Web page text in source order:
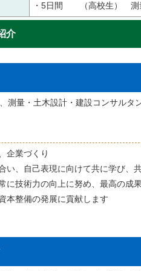
・5日間 （高校生） 測
介
測量・土木設計・建設コンサルタ
企業づくり
い、自己表現に向けて共に学び、
に技術力の向上に努め、最高の成
本整備の発展に貢献します